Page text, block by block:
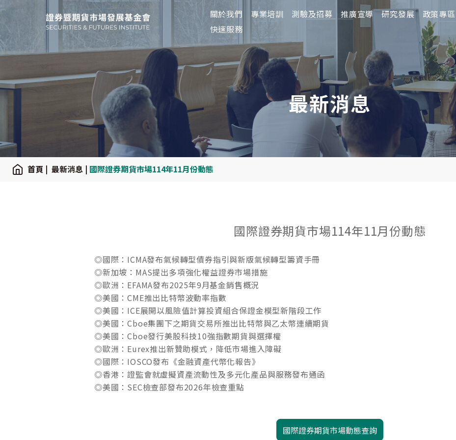
關於我們 專業培訓 測驗及招募 推廣宣導 研究發展 政策專區
關於我們 專業培訓 測驗及招募 推廣宣導 研究發展 政策專區
快速服務
最新消息
首頁 | 最新消息 | 國際證券期貨市場114年11月份動態
國際證券期貨市場114年11月份動態
◎國際：ICMA發布氣候轉型債券指引與新版氣候轉型籌資手冊
◎新加坡：MAS提出多項強化權益證券市場措施
◎歐洲：EFAMA發布2025年9月基金銷售概況
◎美國：CME推出比特幣波動率指數
◎美國：ICE展開以風險值計算投資組合保證金模型新階段工作
◎美國：Cboe集團下之期貨交易所推出比特幣與乙太幣連續期貨
◎美國：Cboe發行美股科技10強指數期貨與選擇權
◎歐洲：Eurex推出新贊助模式，降低市場進入障礙
◎國際：IOSCO發布《金融資產代幣化報告》
◎香港：證監會就虛擬資產流動性及多元化產品與服務發布通函
◎美國：SEC檢查部發布2026年檢查重點
國際證券期貨市場動態查詢